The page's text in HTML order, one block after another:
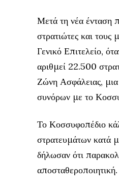
Μετά τη νέα ένταση
στρατιώτες και
Γενικό Επιτελείο,
αριθμεί 22.500
Ζώνη Ασφάλειας, μια
συνόρων με το
Το Κοσσυφοπέδιο
στρατευμάτων κατά
δήλωσαν ότι
αποσταθεροποιητική.